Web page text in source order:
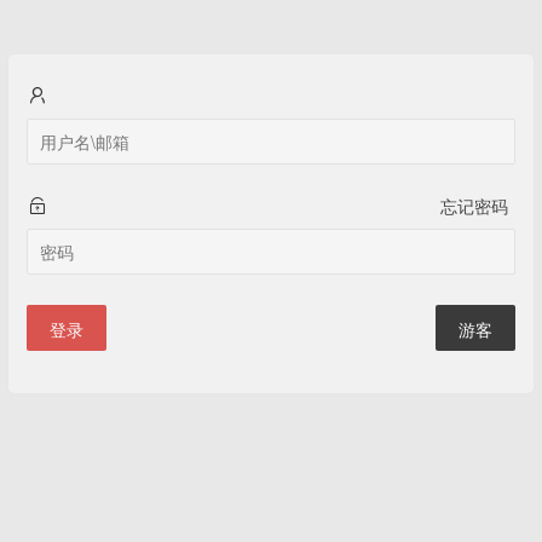
忘记密码
登录 游客